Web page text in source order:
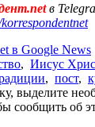
в
в Google News
, Иисус
, пост,
выделите
сообщить об